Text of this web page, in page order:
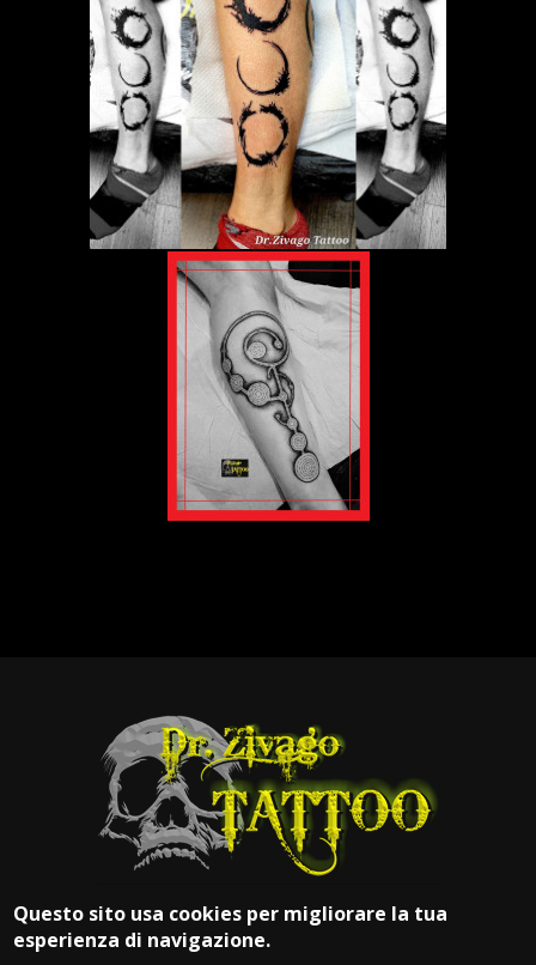
Questo sito usa cookies per migliorare la tua
esperienza di navigazione.